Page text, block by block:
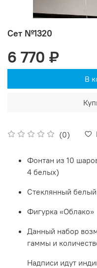
Сет №1320
(0)
6 770 ₽
В
Фонтан из 10
4 белых)
Стеклянный
Фигурка «Облако»
Данный набор
гаммы и
Надписи идут